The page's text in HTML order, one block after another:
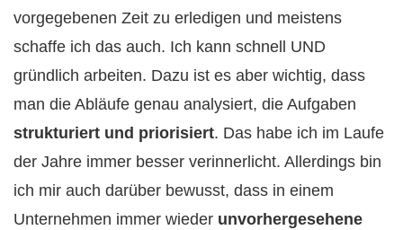
vorgegebenen Zeit zu erledigen und meistens
schaffe ich das auch. Ich kann schnell UND
gründlich arbeiten. Dazu ist es aber wichtig, dass
man die Abläufe genau analysiert, die Aufgaben
strukturiert und priorisiert. Das habe ich im Laufe
der Jahre immer besser verinnerlicht. Allerdings bin
ich mir auch darüber bewusst, dass in einem
Unternehmen immer wieder unvorhergesehene